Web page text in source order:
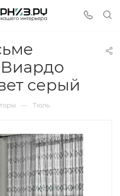
серый
— Тюль